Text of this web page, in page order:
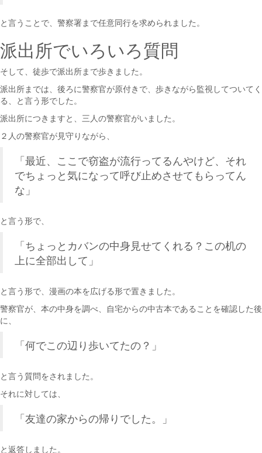
と言うことで、警察署まで任意同行を求められました。
派出所でいろいろ質問
そして、徒歩で派出所まで歩きました。
派出所までは、後ろに警察官が原付きで、歩きながら監視してついてく
る、と言う形でした。
派出所につきますと、三人の警察官がいました。
２人の警察官が見守りながら、
「最近、ここで窃盗が流行ってるんやけど、それ
でちょっと気になって呼び止めさせてもらってん
な」
と言う形で、
「ちょっとカバンの中身見せてくれる？この机の
上に全部出して」
と言う形で、漫画の本を広げる形で置きました。
警察官が、本の中身を調べ、自宅からの中古本であることを確認した後
に、
「何でこの辺り歩いてたの？」
と言う質問をされました。
それに対しては、
「友達の家からの帰りでした。」
と返答しました。